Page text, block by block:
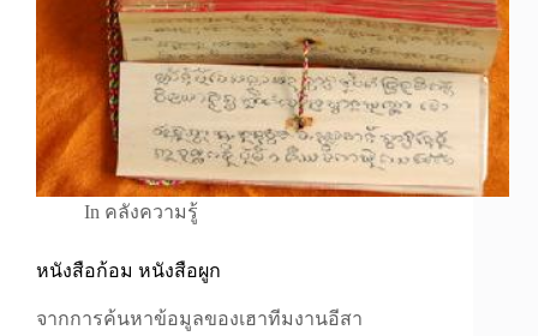
In คลังความรู้
หนังสือก้อม หนังสือผูก
จากการค้นหาข้อมูลของเฮาทีมงานอีสา